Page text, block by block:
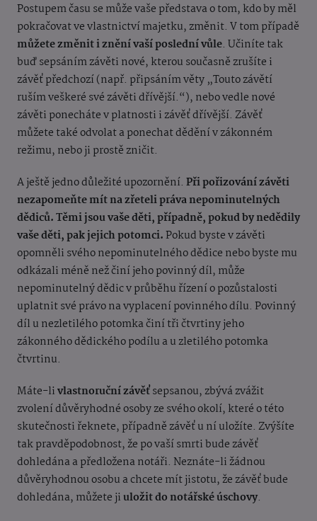
Postupem času se může vaše představa o tom, kdo by měl
pokračovat ve vlastnictví majetku, změnit. V tom případě
můžete změnit i znění vaší poslední vůle. Učiníte tak
buď sepsáním závěti nové, kterou současně zrušíte i
závěť předchozí (např. připsáním věty „Touto závětí
ruším veškeré své závěti dřívější.“), nebo vedle nové
závěti ponecháte v platnosti i závěť dřívější. Závěť
můžete také odvolat a ponechat dědění v zákonném
režimu, nebo ji prostě zničit.
A ještě jedno důležité upozornění. Při pořizování závěti
nezapomeňte mít na zřeteli práva nepominutelných
dědiců. Těmi jsou vaše děti, případně, pokud by nedědily
vaše děti, pak jejich potomci.Pokud byste v závěti
opomněli svého nepominutelného dědice nebo byste mu
odkázali méně než činí jeho povinný díl, může
nepominutelný dědic v průběhu řízení o pozůstalosti
uplatnit své právo na vyplacení povinného dílu. Povinný
díl u nezletilého potomka činí tři čtvrtiny jeho
zákonného dědického podílu a u zletilého potomka
čtvrtinu.
Máte-livlastnoruční závěťsepsanou, zbývá zvážit
zvolení důvěryhodné osoby ze svého okolí, kteréo této
skutečnosti řeknete, případně závěť u ní uložíte. Zvýšíte
tak pravděpodobnost, že po vaší smrti bude závěť
dohledána a předložena notáři. Neznáte-li žádnou
důvěryhodnou osobu a chcete mít jistotu, že závěť bude
dohledána, můžete ji uložit do notářské úschovy.